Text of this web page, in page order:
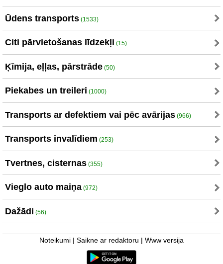
Ūdens transports (1533)
Citi pārvietošanas līdzekļi (15)
Ķīmija, eļļas, pārstrāde (50)
Piekabes un treileri (1000)
Transports ar defektiem vai pēc avārijas (966)
Transports invalīdiem (253)
Tvertnes, cisternas (355)
Vieglo auto maiņa (972)
Dažādi (56)
Noteikumi Saikne ar redaktoru Www versija